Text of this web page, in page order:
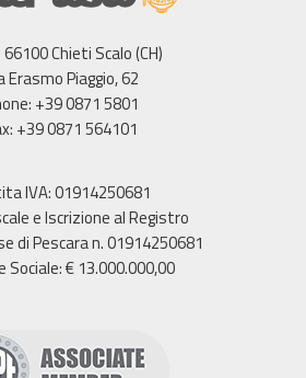
Chieti Scalo (CH)
Erasmo Piaggio, 62
+39 0871 5801
+39 0871 564101
IVA: 01914250681
e Iscrizione al Registro
di Pescara n. 01914250681
Sociale: € 13.000.000,00